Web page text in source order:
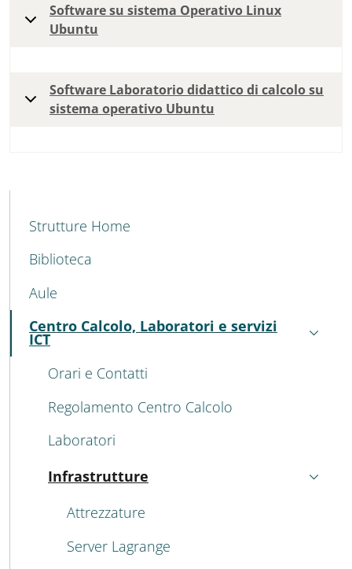
Software su sistema Operativo Linux
Ubuntu
Software Laboratorio didattico di calcolo su
sistema operativo Ubuntu
MENU CEV SECOND NAVIGATION
Strutture Home
Biblioteca
Aule
Centro Calcolo, Laboratori e servizi
ICT
Attivo
Orari e Contatti
Regolamento Centro Calcolo
Laboratori
Infrastrutture
Attivo
Attrezzature
Server Lagrange